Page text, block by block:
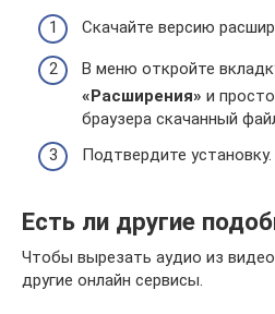
Скачайте версию
В меню откройте
«Расширения» и
браузера скачанный
Подтвердите установку.
Есть ли другие
Чтобы вырезать аудио из
другие онлайн сервисы.